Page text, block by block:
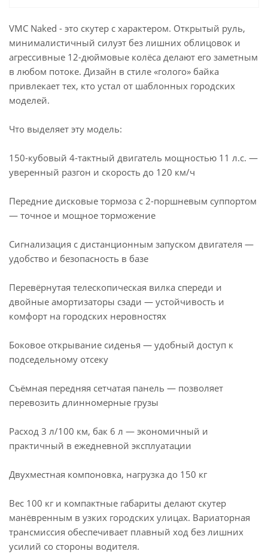
VMC Naked - это скутер с характером. Открытый руль,
минималистичный силуэт без лишних облицовок и
агрессивные 12-дюймовые колёса делают его заметным
в любом потоке. Дизайн в стиле «голого» байка
привлекает тех, кто устал от шаблонных городских
моделей.
Что выделяет эту модель:
150-кубовый 4-тактный двигатель мощностью 11 л.с. —
уверенный разгон и скорость до 120 км/ч
Передние дисковые тормоза с 2-поршневым суппортом
— точное и мощное торможение
Сигнализация с дистанционным запуском двигателя —
удобство и безопасность в базе
Перевёрнутая телескопическая вилка спереди и
двойные амортизаторы сзади — устойчивость и
комфорт на городских неровностях
Боковое открывание сиденья — удобный доступ к
подседельному отсеку
Съёмная передняя сетчатая панель — позволяет
перевозить длинномерные грузы
Расход 3 л/100 км, бак 6 л — экономичный и
практичный в ежедневной эксплуатации
Двухместная компоновка, нагрузка до 150 кг
Вес 100 кг и компактные габариты делают скутер
манёвренным в узких городских улицах. Вариаторная
трансмиссия обеспечивает плавный ход без лишних
усилий со стороны водителя.